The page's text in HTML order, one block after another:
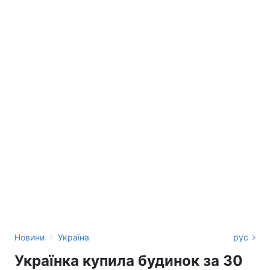
Новини › Україна рус
Українка купила будинок за 30